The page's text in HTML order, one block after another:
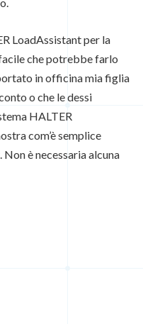
LoadAssistant per la
che potrebbe farlo
in officina mia figlia
o che le dessi
HALTER
com’è semplice
è necessaria alcuna